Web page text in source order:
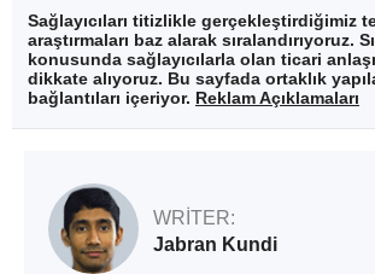
Sağlayıcıları titizlikle gerçekleştirdiğimiz
araştırmaları baz alarak sıralandırıyoruz.
konusunda sağlayıcılarla olan ticari
dikkate alıyoruz. Bu sayfada ortaklık
bağlantıları içeriyor. Reklam Açıklamaları
WRITER:
Jabran Kundi